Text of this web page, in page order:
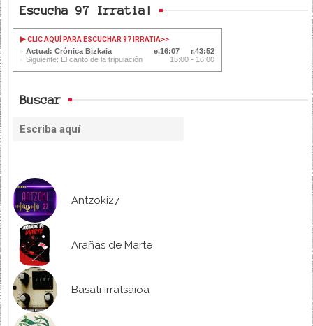
Escucha 97 Irratia!
CLIC AQUÍ PARA ESCUCHAR 97 IRRATIA>>
Actual: Crónica Bizkaia 16:08
43:51
Siguiente: El canto de la tripulación
15:00 - 16:00
Buscar
Antzoki27
Arañas de Marte
Basati Irratsaioa